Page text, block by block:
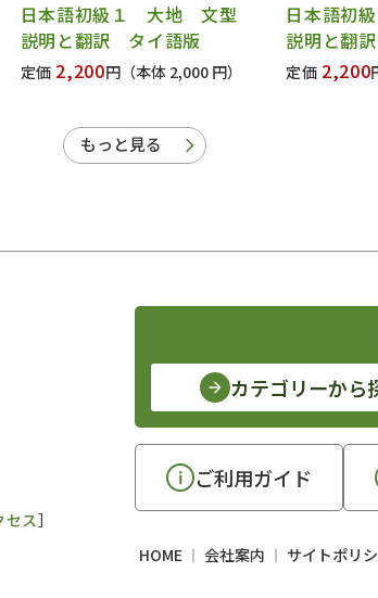
日本語初級１ 大地 文型
説明と翻訳 タイ語版
定価 2,200円 （本体 2,000 円）
日本語初
説明と翻
定価 2,200
もっと見る
セス］
カテゴリーから
ご利用ガイド
HOME 会社案内 サイトポリ